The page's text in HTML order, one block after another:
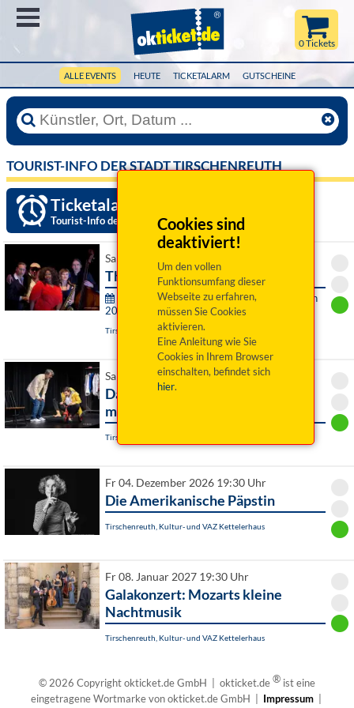
ALLE EVENTS HEUTE TICKETALARM GUTSCHEINE
0 Tickets
Cookies sind
deaktiviert!
Um den vollen
Funktionsumfang dieser
Webseite zu erfahren,
müssen Sie Cookies
aktivieren.
Eine Anleitung wie Sie
Cookies in Ihrem Browser
einschalten, befindet sich
hier.
TOURIST-INFO DER STADT TIRSCHENREUTH
Ticketalarm einrichten »
Tourist-Info der Stadt Tirschenreuth
Sa 12. September 2026 19:30 Uhr
The Ballroomshakers
Theater & Konzerte der Stadt Tirschenreuth
2026/2027:
Tirschenreuth, Kultur- und VAZ Kettelerhaus
Sa 26. September 2026 19:30 Uhr
Das Kind in mir will achtsam
morden
Tirschenreuth, Kultur- und VAZ Kettelerhaus
Fr 04. Dezember 2026 19:30 Uhr
Die Amerikanische Päpstin
Tirschenreuth, Kultur- und VAZ Kettelerhaus
Fr 08. Januar 2027 19:30 Uhr
Galakonzert: Mozarts kleine
Nachtmusik
Tirschenreuth, Kultur- und VAZ Kettelerhaus
© 2026 Copyright okticket.de GmbH | okticket.de® ist eine
eingetragene Wortmarke von okticket.de GmbH | Impressum|